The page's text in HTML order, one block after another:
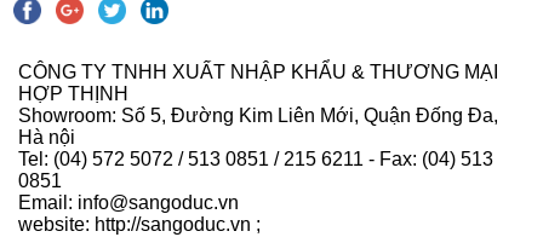
CÔNG TY TNHH XUẤT NHẬP KHẨU & THƯƠNG MẠI
HỢP THỊNH
Showroom: Số 5, Đường Kim Liên Mới, Quận Đống Đa,
Hà nội
Tel: (04) 572 5072 / 513 0851 / 215 6211 - Fax: (04) 513
0851
Email: info@sangoduc.vn
website: http://sangoduc.vn ;